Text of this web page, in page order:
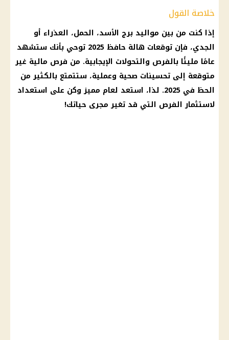
خلاصة القول
إذا كنت من بين مواليد برج الأسد، الحمل، العذراء أو
الجدي، فإن توقعات
هالة حافظ 2025 توحي بأنك ستشهد
عامًا مليئًا بالفرص والتحولات الإيجابية. من فرص مالية غير
متوقعة إلى تحسينات صحية وعملية، ستتمتع بالكثير من
الحظ
في 2025. لذا، استعد لعام مميز وكن على استعداد
لاستثمار الفرص التي قد تغير مجرى حياتك!